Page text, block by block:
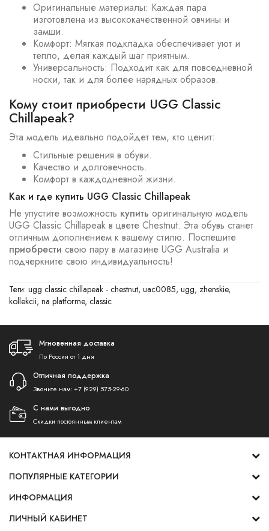
Оригинальные материалы: Каждая пара
изготовлена из высококачественной овчины и
замши.
Комфорт: Мягкая подкладка обеспечивает уют и
тепло, делая каждый шаг приятным.
Универсальность: Подходит как для повседневной
носки, так и для более нарядных образов.
Кому стоит приобрести UGG Classic
Chillapeak?
Эта модель идеально подойдет тем, кто ценит:
Стильные решения в обуви.
Качество и долговечность.
Комфорт в каждодневной жизни.
Как и где купить UGG Classic Chillapeak
Не упустите возможность купить оригинальную модель
UGG Classic Chillapeak в цвете Chestnut. Эта обувь станет
отличным дополнением к вашему стилю. Поспешите
приобрести свою пару в магазине UGG Australia и
подчеркните свою индивидуальность!
Теги: ugg classic chillapeak - chestnut, uac0085, ugg, zhenskie,
kollekcii, na platforme, classic
Мгновенная доставка
По России от 1 дня
Отличная поддержка
Звоните нам: +7 (929) 575-29-60
С нами выгодно
Скидки постоянным клиентам
КОНТАКТНАЯ ИНФОРМАЦИЯ
ПОПУЛЯРНЫЕ КАТЕГОРИИ
ИНФОРМАЦИЯ
ЛИЧНЫЙ КАБИНЕТ